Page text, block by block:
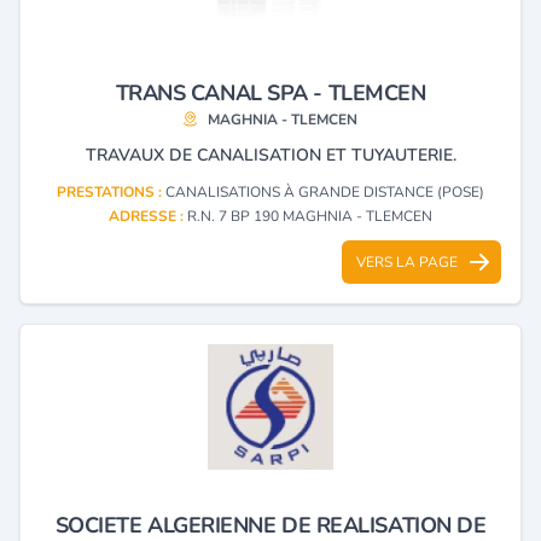
TRANS CANAL SPA - TLEMCEN
MAGHNIA - TLEMCEN
TRAVAUX DE CANALISATION ET TUYAUTERIE.
PRESTATIONS :CANALISATIONS À GRANDE DISTANCE (POSE)
ADRESSE : R.N. 7 BP 190 MAGHNIA - TLEMCEN
VERS LA PAGE
SOCIETE ALGERIENNE DE REALISATION DE